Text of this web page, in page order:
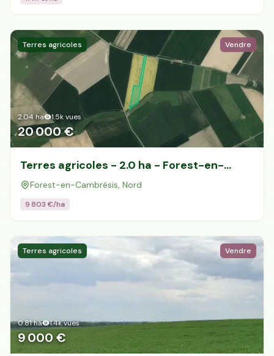
Terres agricoles Vendre
2.04ha 1.5kvues
20 000 €
Terres agricoles - 2.0 ha - Forest-en-
Cambrésis
Forest-en-Cambrésis, Nord
9 803€/ha
Terres agricoles Vendre
0.81ha 1.4kvues
9 000 €